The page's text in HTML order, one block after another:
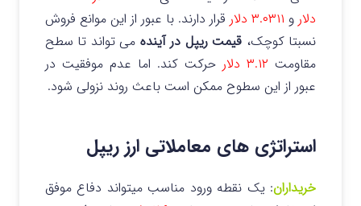
دلار و
قرار دارند. با عبور از این موانع فروش
نسبتا کوچک، قیمت ریپل در آینده می تواند تا سطح
مقاومت
حرکت کند. اما عدم موفقیت در
عبور از این سطوح ممکن است باعث روند نزولی شود.
استراتژی های معاملاتی ارز ریپل
خریداران: یک نقطه ورود مناسب میتواند دفاع موفق